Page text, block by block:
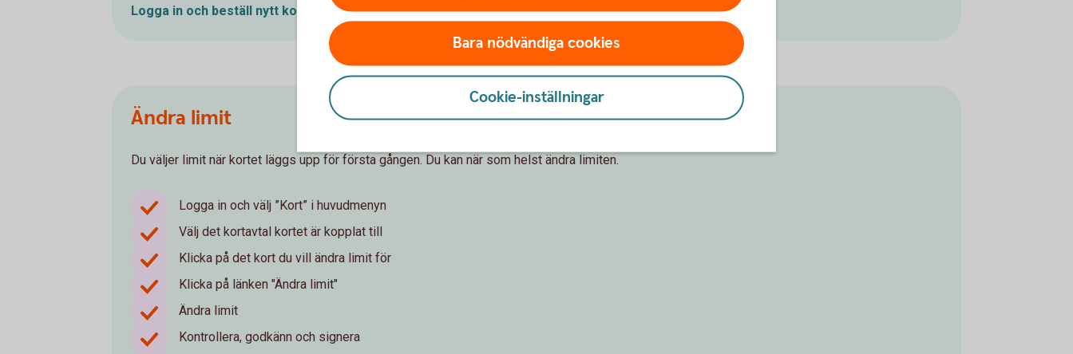
Logga in och beställ nytt kort
Ändra limit
Du väljer limit när kortet läggs upp för första gången. Du kan när som helst ändra limiten.
Logga in och välj ”Kort” i huvudmenyn
Välj det kortavtal kortet är kopplat till
Klicka på det kort du vill ändra limit för
Klicka på länken "Ändra limit"
Ändra limit
Kontrollera, godkänn och signera
Bara nödvändiga cookies
Cookie-inställningar